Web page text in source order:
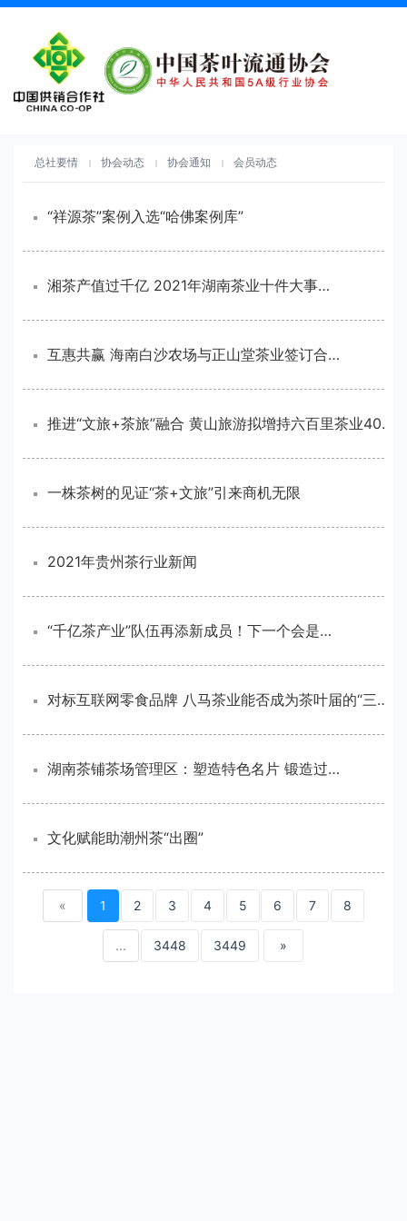
总社要情 协会动态 协会通知 会员动态
“祥源茶”案例入选“哈佛案例库”
湘茶产值过千亿 2021年湖南茶业十件大事发布
互惠共赢 海南白沙农场与正山堂茶业签订合作协议
推进“文旅+茶旅”融合 黄山旅游拟增持六百里茶业40.85%股份
一株茶树的见证“茶+文旅”引来商机无限
2021年贵州茶行业新闻
“千亿茶产业”队伍再添新成员！下一个会是谁？
对标互联网零食品牌 八马茶业能否成为茶叶届的“三只松鼠”？
湖南茶铺茶场管理区：塑造特色名片 锻造过硬产业
文化赋能助潮州茶“出圈”
« 1 2 3 4 5 6 7 8
... 3448 3449 »